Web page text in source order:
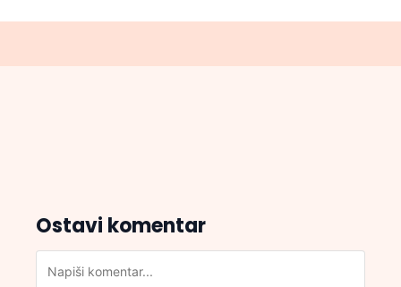
Ostavi komentar